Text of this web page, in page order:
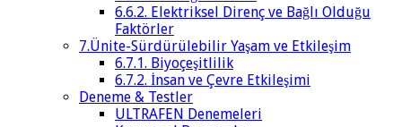
6.6.2. Elektriksel Direnç ve Bağlı Olduğu
Faktörler
7.Ünite-Sürdürülebilir Yaşam ve Etkileşim
6.7.1. Biyoçeşitlilik
6.7.2. İnsan ve Çevre Etkileşimi
Deneme & Testler
ULTRAFEN Denemeleri